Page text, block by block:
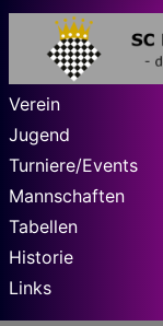
Verein
Jugend
Turniere/Events
Mannschaften
Tabellen
Historie
Links